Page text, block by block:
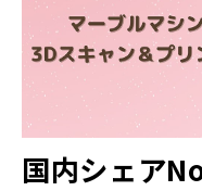
国内シェア